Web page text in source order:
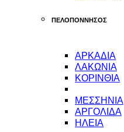
ΠΕΛΟΠΟΝΝΗΣΟΣ
ΑΡΚΑΔΙΑ
ΛΑΚΩΝΙΑ
ΚΟΡΙΝΘΙΑ
ΜΕΣΣΗΝΙΑ
ΑΡΓΟΛΙΔΑ
ΗΛΕΙΑ